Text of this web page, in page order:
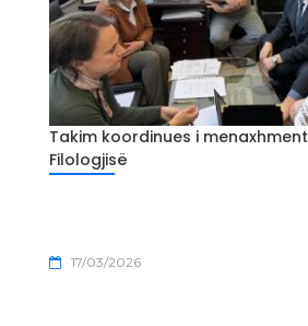
Takim koordinues i
Filologjisë
17/03/2026